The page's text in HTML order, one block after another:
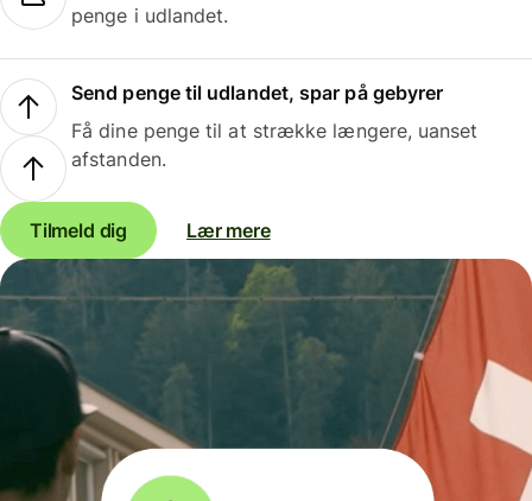
penge i udlandet.
Send penge til udlandet, spar på gebyrer
Få dine penge til at strække længere, uanset
afstanden.
Tilmeld dig Lær mere